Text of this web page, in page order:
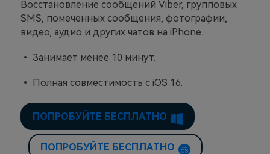
Восстановление сообщений Viber, групповых
SMS, помеченных сообщения, фотографии,
видео, аудио и других чатов на iPhone.
• Занимает менее 10 минут.
• Полная совместимость с iOS 16.
ПОПРОБУЙТЕ БЕСПЛАТНО
ПОПРОБУЙТЕ БЕСПЛАТНО